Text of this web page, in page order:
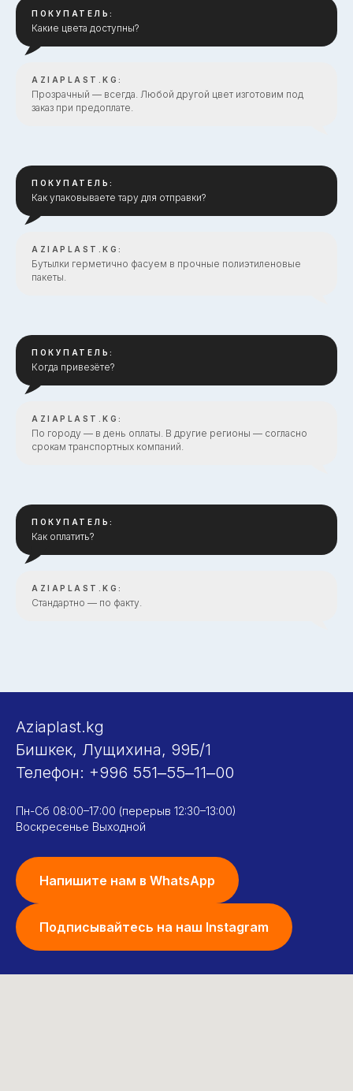
ПОКУПАТЕЛЬ:
Какие цвета доступны?
AZIAPLAST.KG:
Прозрачный — всегда. Любой другой цвет изготовим под
заказ при предоплате.
ПОКУПАТЕЛЬ:
Как упаковываете тару для отправки?
AZIAPLAST.KG:
Бутылки герметично фасуем в прочные полиэтиленовые
пакеты.
ПОКУПАТЕЛЬ:
Когда привезёте?
AZIAPLAST.KG:
По городу — в день оплаты. В другие регионы — согласно
срокам транспортных компаний.
ПОКУПАТЕЛЬ:
Как оплатить?
AZIAPLAST.KG:
Стандартно — по факту.
Aziaplast.kg
Бишкек, Лущихина, 99Б/1
Телефон: +996 551‒55‒11‒00
Пн-Сб 08:00–17:00 (перерыв 12:30–13:00)
Воскресенье Выходной
Напишите нам в WhatsApp
Подписывайтесь на наш Instagram